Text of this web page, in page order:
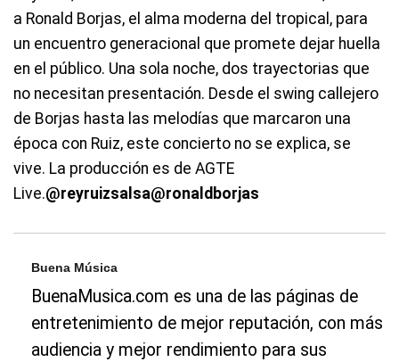
a Ronald Borjas, el alma moderna del tropical, para
un encuentro generacional que promete dejar huella
en el público. Una sola noche, dos trayectorias que
no necesitan presentación. Desde el swing callejero
de Borjas hasta las melodías que marcaron una
época con Ruiz, este concierto no se explica, se
vive. La producción es de AGTE
Live.@reyruizsalsa@ronaldborjas
Buena Música
BuenaMusica.com es una de las páginas de
entretenimiento de mejor reputación, con más
audiencia y mejor rendimiento para sus